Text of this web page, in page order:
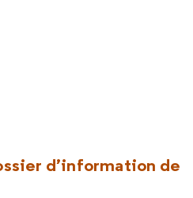
d’information de